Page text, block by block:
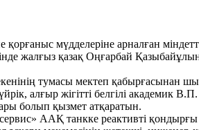
мүдделеріне арналған
жалғыз қазақ Оңғарбай
тумасы мектеп қабырғасынан
алғыр жігітті белгілі
болып қызмет атқаратын.
ААҚ танкке реактивті